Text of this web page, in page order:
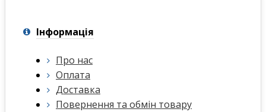
Інформація
Про нас
Оплата
Доставка
Повернення та обмін товару